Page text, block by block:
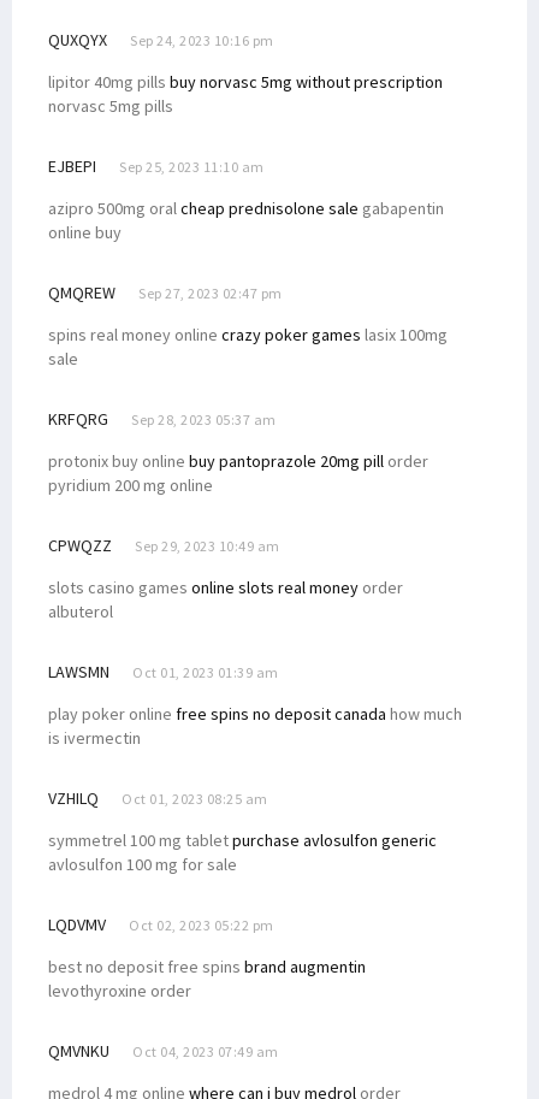
QUXQYX Sep 24, 2023 10:16 pm
lipitor 40mg pills buy norvasc 5mg without prescription
norvasc 5mg pills
EJBEPI Sep 25, 2023 11:10 am
azipro 500mg oralcheap prednisolone sale gabapentin
online buy
QMQREW Sep 27, 2023 02:47 pm
spins real money online crazy poker games lasix 100mg
sale
KRFQRG Sep 28, 2023 05:37 am
protonix buy online buy pantoprazole 20mg pill order
pyridium 200 mg online
CPWQZZ Sep 29, 2023 10:49 am
slots casino games online slots real money order
albuterol
LAWSMN Oct 01, 2023 01:39 am
play poker online free spins no deposit canada how much
is ivermectin
VZHILQ Oct 01, 2023 08:25 am
symmetrel 100 mg tabletpurchase avlosulfon generic
avlosulfon 100 mg for sale
LQDVMV Oct 02, 2023 05:22 pm
best no deposit free spins brand augmentin
levothyroxine order
QMVNKU Oct 04, 2023 07:49 am
medrol 4 mg online where can i buy medrol order